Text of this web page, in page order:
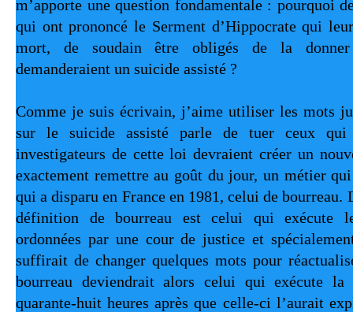
m’apporte une question fondamentale : pourquoi
qui ont prononcé le Serment d’Hippocrate qui
mort, de soudain être obligés de la
demanderaient un suicide assisté ?
Comme je suis écrivain, j’aime utiliser les mots
sur le suicide assisté parle de tuer ceux qui
investigateurs de cette loi devraient créer un
exactement remettre au goût du jour, un métier
qui a disparu en France en 1981, celui de
définition de bourreau est celui qui exécute
ordonnées par une cour de justice et
suffirait de changer quelques mots pour
bourreau deviendrait alors celui qui exécute la
quarante-huit heures après que celle-ci l’aurait